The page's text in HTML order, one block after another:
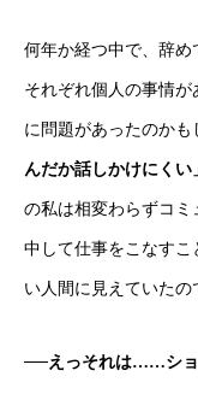
何年か経つ中で、辞め
それぞれ個人の事情
に問題があったのかも
んだか話しかけにくい
の私は相変わらずコ
中して仕事をこなす
い人間に見えていたの
──えっそれは……ショ